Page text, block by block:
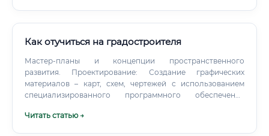
Как отучиться на градостроителя
Мастер-планы и концепции пространственного
развития. Проектирование: Создание графических
материалов – карт, схем, чертежей с использованием
специализированного программного обеспечения
проектов: Взаимодействие с государственными
Читать статью →